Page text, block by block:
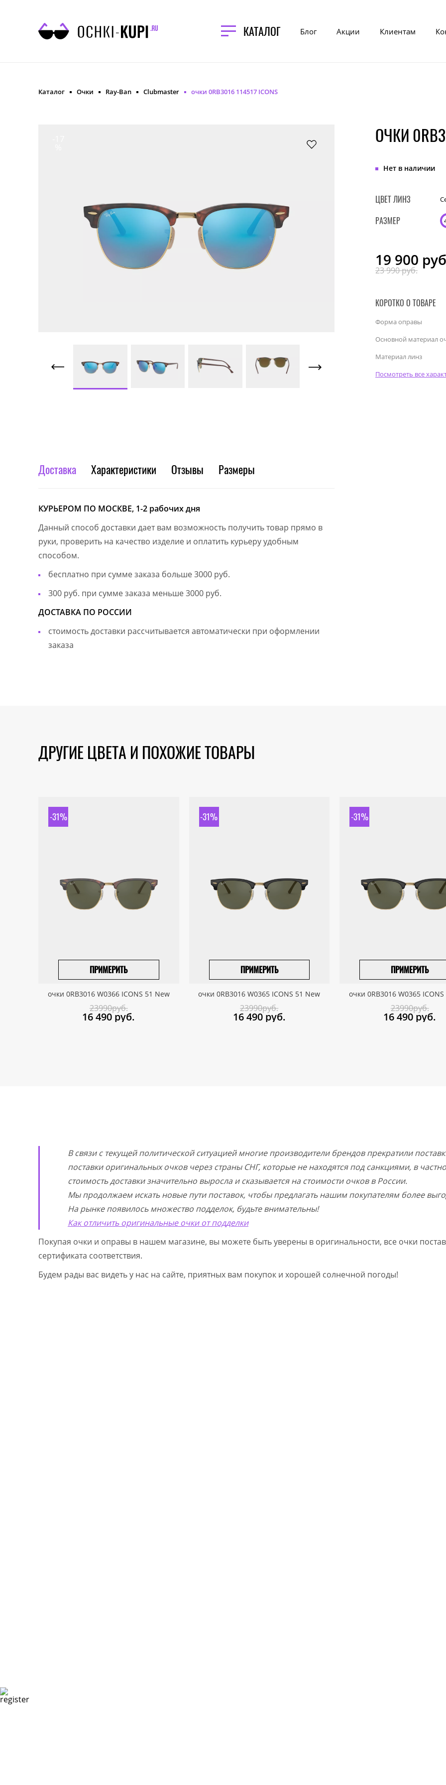
КАТАЛОГ Блог Акции Клиентам
Каталог Очки Ray-Ban Clubmaster очки 0RB3016 114517 ICONS
ОЧКИ
Нет в наличии
ЦВЕТ ЛИНЗ
РАЗМЕР
19 900
23 990 руб.
КОРОТКО О ТОВАРЕ
Форма оправы
Основной материал
Материал линз
Посмотреть все
Доставка Характеристики Отзывы Размеры
КУРЬЕРОМ ПО МОСКВЕ, 1-2 рабочих дня
Данный способ доставки дает вам возможность получить товар прямо в
руки, проверить на качество изделие и оплатить курьеру удобным
способом.
бесплатно при сумме заказа больше 3000 руб.
300 руб. при сумме заказа меньше 3000 руб.
ДОСТАВКА ПО РОССИИ
стоимость доставки рассчитывается автоматически при оформлении
заказа
ДРУГИЕ ЦВЕТА И ПОХОЖИЕ ТОВАРЫ
-31%
ПРИМЕРИТЬ
ПРИВЕЗТИ ПОД ЗАКАЗ
очки 0RB3016 W0366 ICONS 51 New
23990руб.
16 490 руб.
-31%
ПРИМЕРИТЬ
ПРИВЕЗТИ ПОД ЗАКАЗ
очки 0RB3016 W0365 ICONS 51 New
23990руб.
16 490 руб.
-31%
ПРИМЕРИТЬ
ПРИВЕЗТИ ПОД ЗАКАЗ
очки 0RB3016 W0365
23990руб.
16 490 руб.
В связи с текущей политической ситуацией многие производители брендов прекратили
поставки оригинальных очков через страны СНГ, которые не находятся под санкциями, в
стоимость доставки значительно выросла и сказывается на стоимости очков в России.
Мы продолжаем искать новые пути поставок, чтобы предлагать нашим покупателям более
На рынке появилось множество подделок, будьте внимательны!
Как отличить оригинальные очки от подделки
Покупая очки и оправы в нашем магазине, вы можете быть уверены в оригинальности, все очки
сертификата соответствия.
Будем рады вас видеть у нас на сайте, приятных вам покупок и хорошей солнечной погоды!